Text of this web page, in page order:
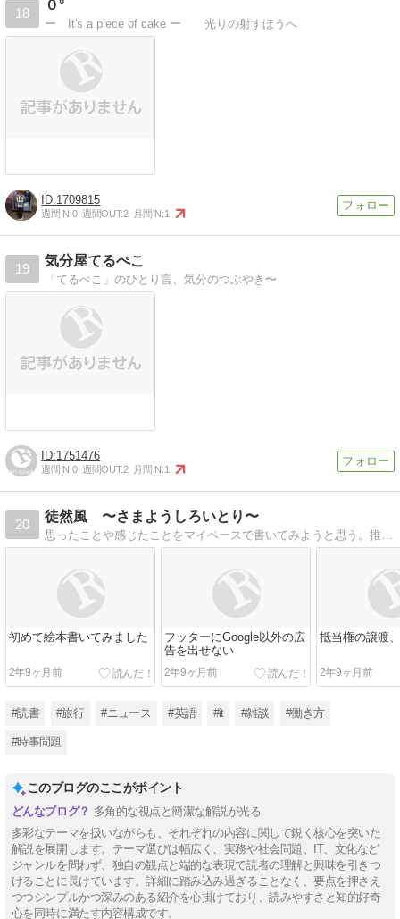
18
０°
ー It's a piece of cake ー 光りの射すほうへ
1709815
週間IN:0 週間OUT:2 月間IN:1
19
気分屋てるぺこ
「てるぺこ」のひとり言、気分のつぶやき〜
1751476
週間IN:0 週間OUT:2 月間IN:1
20
徒然風 〜さまようしろいとり〜
思ったことや感じたことをマイペースで書いてみようと思う。推敲はあまりせず、短い時間で１記事を。
初めて絵本書いてみました
2年9ヶ月前
フッターにGoogle以外の広
告を出せない
2年9ヶ月前
抵当権の譲渡
2年9ヶ月前
#読書 #旅行 #ニュース #英語 #it #雑談 #働き方
#時事問題
このブログのここがポイント
多角的な視点と簡潔な解説が光る
多彩なテーマを扱いながらも、それぞれの内容に関して鋭く核心を突いた
解説を展開します。テーマ選びは幅広く、実務や社会問題、IT、文化など
ジャンルを問わず、独自の観点と端的な表現で読者の理解と興味を引きつ
けることに長けています。詳細に踏み込み過ぎることなく、要点を押さえ
つつシンプルかつ深みのある紹介を心掛けており、読みやすさと知的好奇
心を同時に満たす内容構成です。